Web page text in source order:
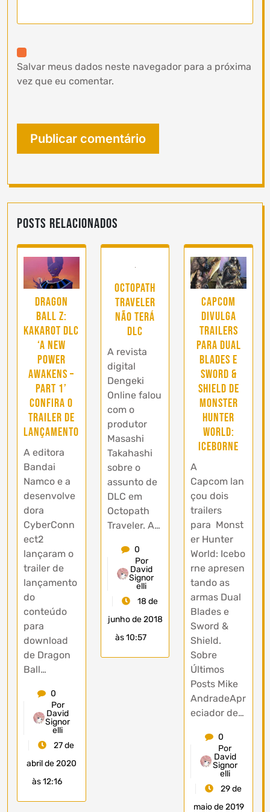
Salvar meus dados neste navegador para a próxima
vez que eu comentar.
Posts Relacionados
Dragon
Ball Z:
Kakarot DLC
‘A New
Power
Awakens –
Part 1’
confira o
trailer de
lançamento
A editora
Bandai
Namco e a
desenvolve
dora
CyberConn
ect2
lançaram o
trailer de
lançamento
do
conteúdo
para
download
de Dragon
Ball…
0
Por
David
Signor
elli
27 de
abril de 2020
às 12:16
Octopath
Traveler
não terá
DLC
A revista
digital
Dengeki
Online falou
com o
produtor
Masashi
Takahashi
sobre o
assunto de
DLC em
Octopath
Traveler. A…
0
Por
David
Signor
elli
18 de
junho de 2018
às 10:57
Capcom
divulga
trailers
para Dual
Blades e
Sword &
Shield de
Monster
Hunter
World:
Iceborne
A
Capcom lan
çou dois
trailers
para Monst
er Hunter
World: Icebo
rne apresen
tando as
armas Dual
Blades e
Sword &
Shield.
Sobre
Últimos
Posts Mike
AndradeApr
eciador de…
0
Por
David
Signor
elli
29 de
maio de 2019